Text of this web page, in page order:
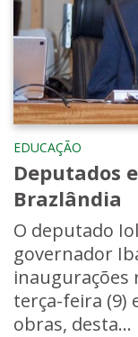
EDUCAÇÃO
Deputados
Brazlândia
O deputado
governador
inaugurações
terça-feira (9)
obras, desta...